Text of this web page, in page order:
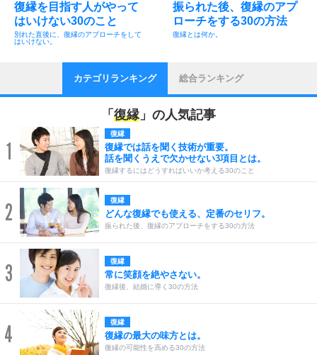
復縁を目指す人がやって
はいけない30のこと
別れた直後に、復縁のアプローチをして
はいけない。
振られた後、復縁のアプ
ローチをする30の方法
復縁とは何か。
カテゴリランキング 総合ランキング
「 復縁」の人気記事
1
復縁
復縁では話を聞く技術が重要。
話を聞くうえで欠かせない3項目とは。
復縁するにはどうすればいいか考える30のこと
2 復縁
どんな復縁でも使える、定番のセリフ。
振られた後、復縁のアプローチをする30の方法
3 復縁
常に笑顔を絶やさない。
復縁後、結婚に導く30の方法
4 復縁
復縁の最大の味方とは。
復縁の可能性を高める30の方法